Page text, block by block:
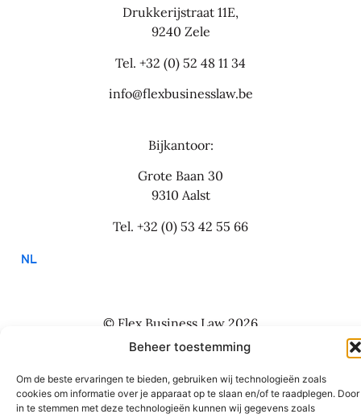
Beheer toestemming
Om de beste ervaringen te bieden, gebruiken wij technologieën zoals
cookies om informatie over je apparaat op te slaan en/of te raadplegen. Door
in te stemmen met deze technologieën kunnen wij gegevens zoals
Drukkerijstraat 11E,
9240 Zele
Tel. +32 (0) 52 48 11 34
info@flexbusinesslaw.be
Bijkantoor:
Grote Baan 30
9310 Aalst
Tel. +32 (0) 53 42 55 66
NL
© Flex Business Law 2026
Algemene voorwaarden en privacy